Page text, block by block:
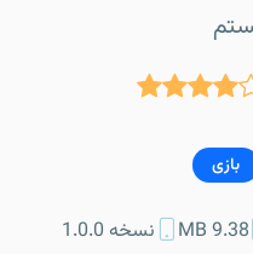
بازی
9.38 MB نسخه 1.0.0